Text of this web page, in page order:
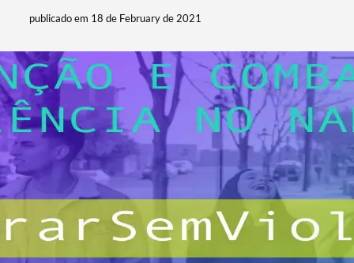
publicado em 18 de February de 2021